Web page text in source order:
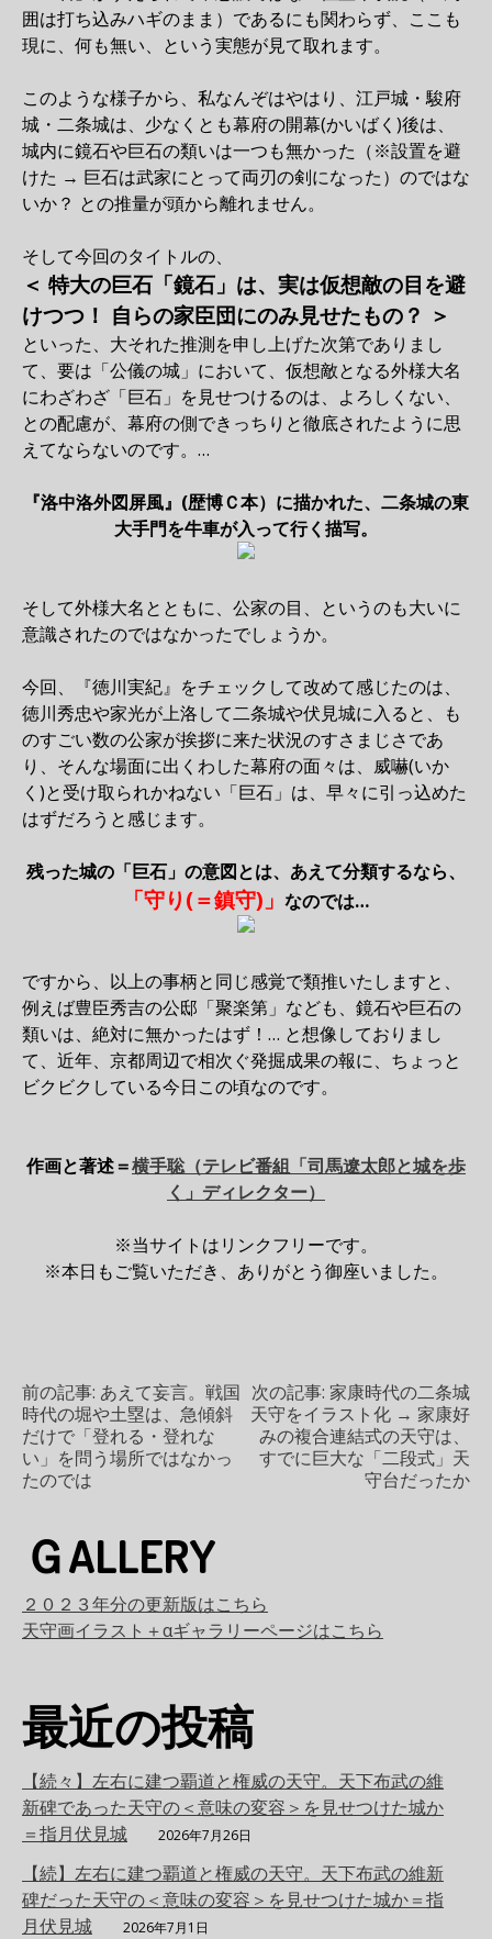
囲は打ち込みハギのまま）であるにも関わらず、ここも
現に、何も無い、という実態が見て取れます。
このような様子から、私なんぞはやはり、江戸城・駿府
城・二条城は、少なくとも幕府の開幕(かいばく)後は、
城内に鏡石や巨石の類いは一つも無かった（※設置を避
けた → 巨石は武家にとって両刃の剣になった）のではな
いか？ との推量が頭から離れません。
そして今回のタイトルの、
＜ 特大の巨石「鏡石」は、実は仮想敵の目を避
けつつ！ 自らの家臣団にのみ見せたもの？ ＞
といった、大それた推測を申し上げた次第でありまし
て、要は「公儀の城」において、仮想敵となる外様大名
にわざわざ「巨石」を見せつけるのは、よろしくない、
との配慮が、幕府の側できっちりと徹底されたように思
えてならないのです。…
『洛中洛外図屏風』(歴博Ｃ本）に描かれた、二条城の東
大手門を牛車が入って行く描写。
そして外様大名とともに、公家の目、というのも大いに
意識されたのではなかったでしょうか。
今回、『徳川実紀』をチェックして改めて感じたのは、
徳川秀忠や家光が上洛して二条城や伏見城に入ると、も
のすごい数の公家が挨拶に来た状況のすさまじさであ
り、そんな場面に出くわした幕府の面々は、威嚇(いか
く)と受け取られかねない「巨石」は、早々に引っ込めた
はずだろうと感じます。
残った城の「巨石」の意図とは、あえて分類するなら、
「守り(＝鎮守)」 なのでは…
ですから、以上の事柄と同じ感覚で類推いたしますと、
例えば豊臣秀吉の公邸「聚楽第」なども、鏡石や巨石の
類いは、絶対に無かったはず！… と想像しておりまし
て、近年、京都周辺で相次ぐ発掘成果の報に、ちょっと
ビクビクしている今日この頃なのです。
作画と著述＝横手聡（テレビ番組「司馬遼太郎と城を歩
く」ディレクター）
※当サイトはリンクフリーです。
※本日もご覧いただき、ありがとう御座いました。
投
稿
ナ
ビ
ゲ
ー
シ
ョ
ン
前の記事: あえて妄言。戦国
時代の堀や土塁は、急傾斜
だけで「登れる・登れな
い」を問う場所ではなかっ
たのでは
次の記事: 家康時代の二条城
天守をイラスト化 → 家康好
みの複合連結式の天守は、
すでに巨大な「二段式」天
守台だったか
ＧALLERY
２０２３年分の更新版はこちら
天守画イラスト＋αギャラリーページはこちら
最近の投稿
【続々】左右に建つ覇道と権威の天守。天下布武の維
新碑であった天守の＜意味の変容＞を見せつけた城か
＝指月伏見城
2026年7月26日
【続】左右に建つ覇道と権威の天守。天下布武の維新
碑だった天守の＜意味の変容＞を見せつけた城か＝指
月伏見城
2026年7月1日